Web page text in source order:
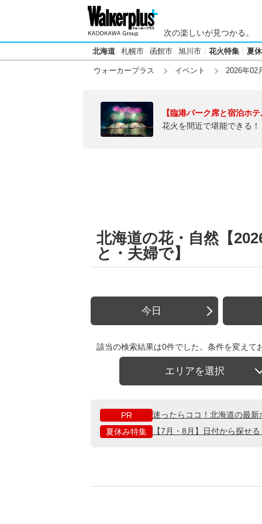
次の楽しいが見つかる。
北海道 札幌市 函館市 旭川市 花火特集 夏
ウォーカープラス イベント 2026年02
【臨港パーク席と宿泊ホ
花火を間近で堪能できる
北海道の花・自然【
と・夫婦で】
今日
該当の検索結果は0件でした。条件を変えて
エリアを選択
PR
迷ったらココ！北海道の最
夏休み特集
【7月・8月】日付から探せ